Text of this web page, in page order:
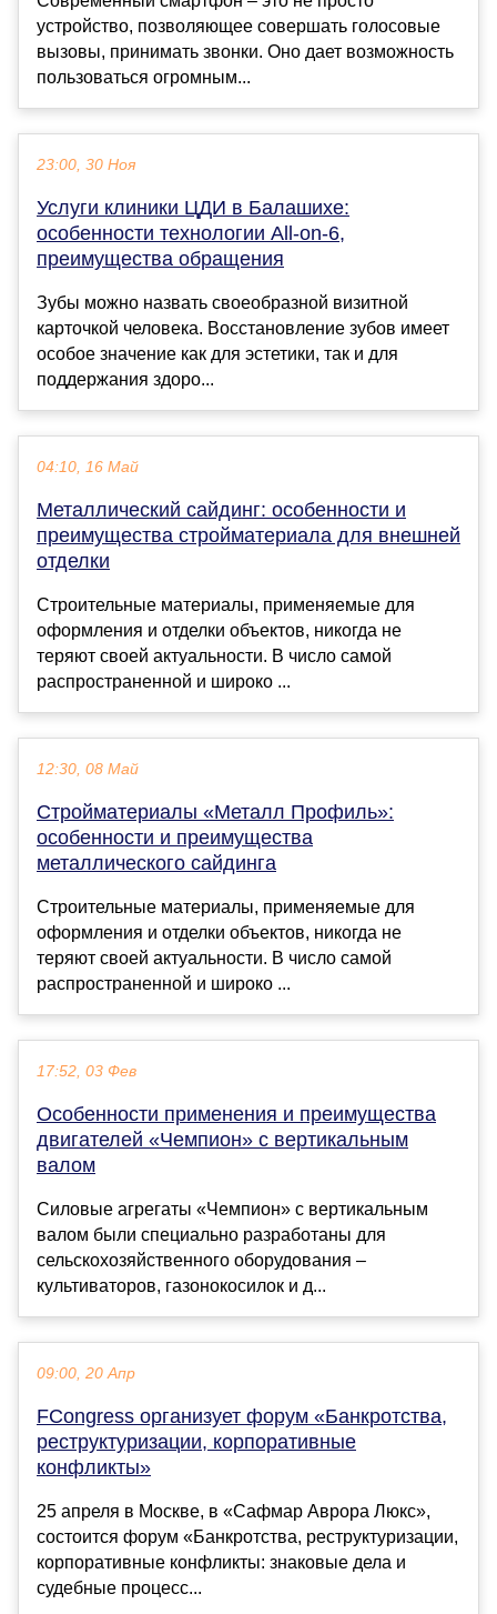
устройство, позволяющее совершать голосовые
вызовы, принимать звонки. Оно дает возможность
пользоваться огромным...
23:00, 30 Ноя
Услуги клиники ЦДИ в Балашихе:
особенности технологии All-on-6,
преимущества обращения
Зубы можно назвать своеобразной визитной
карточкой человека. Восстановление зубов имеет
особое значение как для эстетики, так и для
поддержания здоро...
04:10, 16 Май
Металлический сайдинг: особенности и
преимущества стройматериала для внешней
отделки
Строительные материалы, применяемые для
оформления и отделки объектов, никогда не
теряют своей актуальности. В число самой
распространенной и широко ...
12:30, 08 Май
Стройматериалы «Металл Профиль»:
особенности и преимущества
металлического сайдинга
Строительные материалы, применяемые для
оформления и отделки объектов, никогда не
теряют своей актуальности. В число самой
распространенной и широко ...
17:52, 03 Фев
Особенности применения и преимущества
двигателей «Чемпион» с вертикальным
валом
Силовые агрегаты «Чемпион» с вертикальным
валом были специально разработаны для
сельскохозяйственного оборудования –
культиваторов, газонокосилок и д...
09:00, 20 Апр
FCongress организует форум «Банкротства,
реструктуризации, корпоративные
конфликты»
25 апреля в Москве, в «Сафмар Аврора Люкс»,
состоится форум «Банкротства, реструктуризации,
корпоративные конфликты: знаковые дела и
судебные процесс...